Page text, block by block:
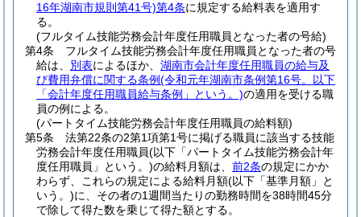
16年湖南市規則第41号)第4条に規定する給料表を適用す
る。
(フルタイム技能労務会計年度任用職員となった者の号給)
第4条
フルタイム技能労務会計年度任用職員となった者の号
給は、 別表によるほか、 湖南市会計年度任用職員の給与及
び費用弁償に関する条例(令和元年湖南市条例第16号。以下
「会計年度任用職員給与条例」という。)の適用を受ける職
員の例による。
(パートタイム技能労務会計年度任用職員の給料額)
第5条
法第22条の2第1項第1号に掲げる職員に該当する技能
労務会計年度任用職員(以下「パートタイム技能労務会計年
度任用職員」という。)の給料月額は、 前2条の規定にかか
わらず、これらの規定による給料月額(以下「基準月額」と
いう。)に、その者の1週間当たりの勤務時間を38時間45分
で除して得た数を乗じて得た額とする。